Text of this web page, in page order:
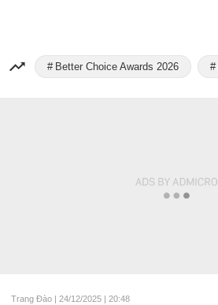
Better Choice Awards 2026
Trang Đào | 24/12/2025 | 20:48